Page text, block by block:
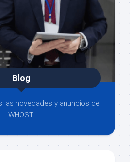
Blog
las novedades y anuncios de
WHOST.